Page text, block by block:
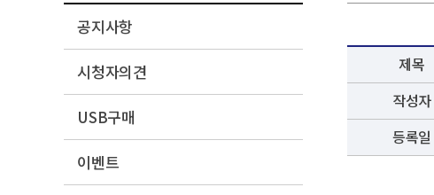
공지사항
시청자의견
USB구매
이벤트
제목
작성자
등록일